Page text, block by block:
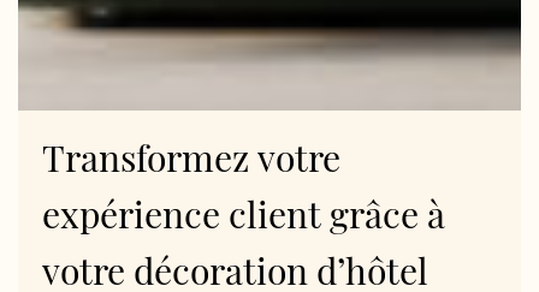
Transformez votre
expérience client grâce à
votre décoration d’hôtel